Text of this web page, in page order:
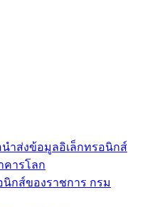
ำส่งข้อมูลอิเล็กทรอนิกส์
คารโลก
กส์ของราชการ กรม